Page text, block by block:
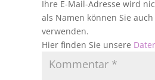
Ihre E-Mail-Adresse wird
als Namen können Sie
verwenden.
Hier finden Sie unsere